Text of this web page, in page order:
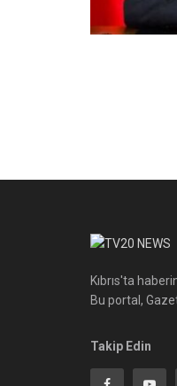
Kıbrıs'ta
Bu portal,
Takip Edin